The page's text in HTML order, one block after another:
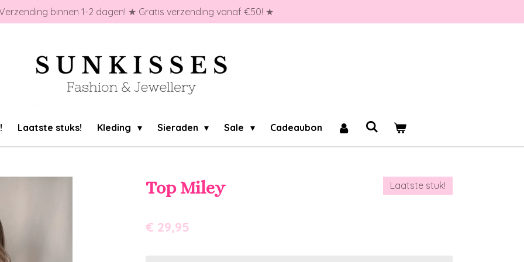
binnen 1-2 dagen! ★ Gratis verzending vanaf €50! ★
Laatste stuks! Kleding Sieraden Sale Cadeaubon
Top Miley Laatste stuk!
€ 29,95